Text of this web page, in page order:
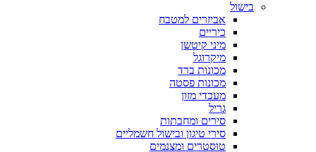
בישול
אביזרים למטבח
כיריים
מיני קיטשן
מיקרוגל
מכונות ברד
מכונות פסטה
מעבדי מזון
גריל
סירים ומחבתות
סירי טיגון ובישול חשמליים
טוסטרים ומצנמים